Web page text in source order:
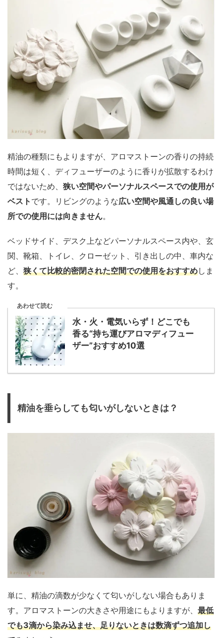
精油の種類にもよりますが、アロマストーンの香りの持続
時間は短く、ディフューザーのように香りが拡散するわけ
ではないため、 狭い空間やパーソナルスペースでの使用が
ベスト です。リビングのような広い空間や風通しの良い場
所での使用には向きません。
ベッドサイド、デスク上などパーソナルスペース内や、玄
関、靴箱、トイレ、クローゼット、引き出しの中、車内な
ど、 狭くて比較的密閉された空間での使用をおすすめしま
す。
あわせて読む
水・火・電気いらず！どこでも
香る“持ち運びアロマディフュー
ザー”おすすめ10選
精油を垂らしても匂いがしないときは？
単に、精油の滴数が少なくて匂いがしない場合もありま
す。アロマストーンの大きさや用途にもよりますが、 最低
でも3滴から染み込ませ、足りないときは数滴ずつ追加し